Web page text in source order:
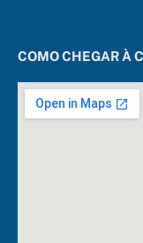
COMO CHEGAR À